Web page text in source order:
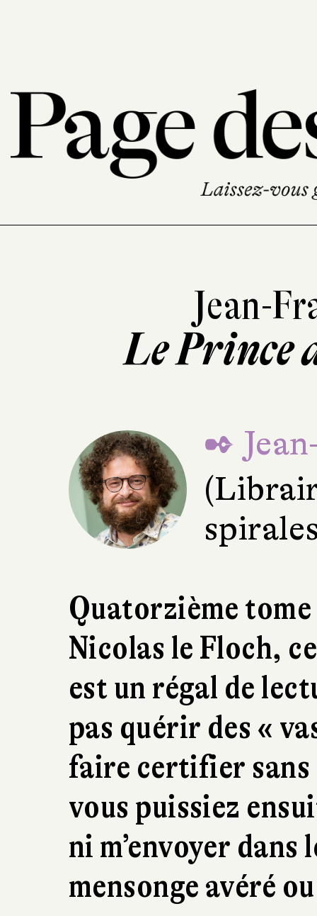
Jean-
Le Prince
✒
Quatorzième
Nicolas le Floch,
est un régal de
pas quérir des «
faire certifier sans
vous puissiez
ni m’envoyer dans
mensonge avéré